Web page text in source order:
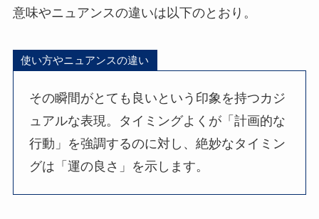
意味やニュアンスの違いは以下のとおり。
使い方やニュアンスの違い
その瞬間がとても良いという印象を持つカジ
ュアルな表現。タイミングよくが「計画的な
行動」を強調するのに対し、絶妙なタイミン
グは「運の良さ」を示します。